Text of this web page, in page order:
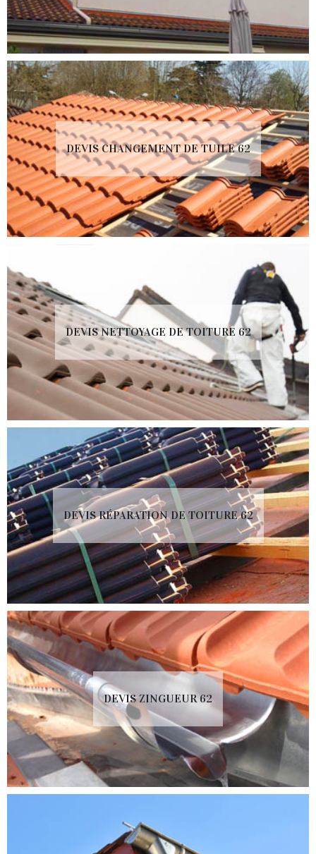
DEVIS CHANGEMENT DE TUILE 62
DEVIS NETTOYAGE DE TOITURE 62
DEVIS RÉPARATION DE TOITURE 62
DEVIS ZINGUEUR 62